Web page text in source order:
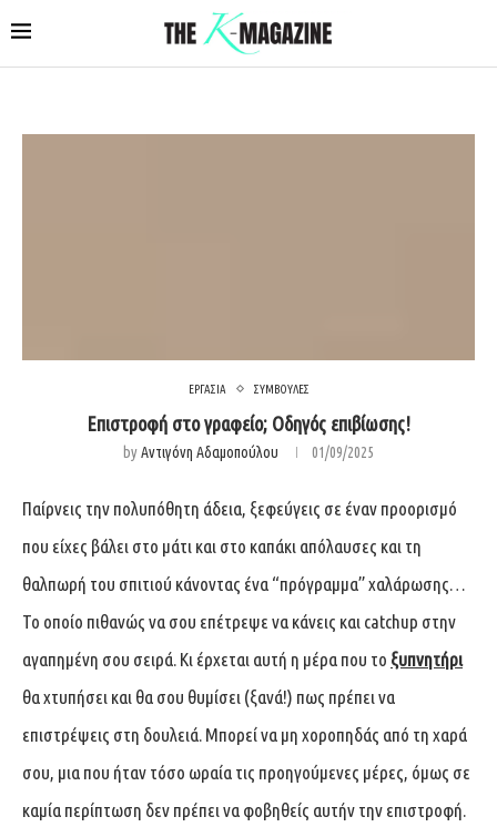
ΕΡΓΑΣΙΑ ΣΥΜΒΟΥΛΕΣ
Επιστροφή στο γραφείο; Οδηγός επιβίωσης!
byΑντιγόνη Αδαμοπούλου 01/09/2025
Παίρνεις την πολυπόθητη άδεια, ξεφεύγεις σε έναν προορισμό
που είχες βάλει στο μάτι και στο καπάκι απόλαυσες και τη
θαλπωρή του σπιτιού κάνοντας ένα “πρόγραμμα” χαλάρωσης…
To οποίο πιθανώς να σου επέτρεψε να κάνεις και catchup στην
αγαπημένη σου σειρά. Κι έρχεται αυτή η μέρα που το ξυπνητήρι
θα χτυπήσει και θα σου θυμίσει (ξανά!) πως πρέπει να
επιστρέψεις στη δουλειά. Μπορεί να μη χοροπηδάς από τη χαρά
σου, μια που ήταν τόσο ωραία τις προηγούμενες μέρες, όμως σε
καμία περίπτωση δεν πρέπει να φοβηθείς αυτήν την επιστροφή.